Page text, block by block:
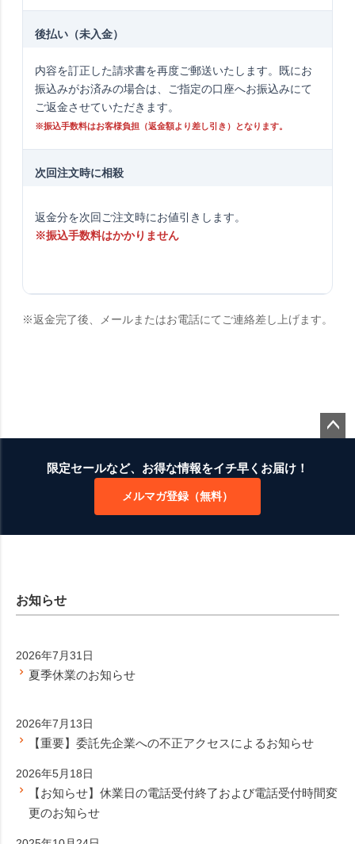
後払い（未入金）
内容を訂正した請求書を再度ご郵送いたします。既にお
振込みがお済みの場合は、ご指定の口座へお振込みにて
ご返金させていただきます。
※振込手数料はお客様負担（返金額より差し引き）となります。
次回注文時に相殺
返金分を次回ご注文時にお値引きします。
※振込手数料はかかりません
※返金完了後、メールまたはお電話にてご連絡差し上げます。
限定セールなど、お得な情報をイチ早くお届け！
メルマガ登録（無料）
お知らせ
2026年7月31日
夏季休業のお知らせ
2026年7月13日
【重要】委託先企業への不正アクセスによるお知らせ
2026年5月18日
【お知らせ】休業日の電話受付終了および電話受付時間変
更のお知らせ